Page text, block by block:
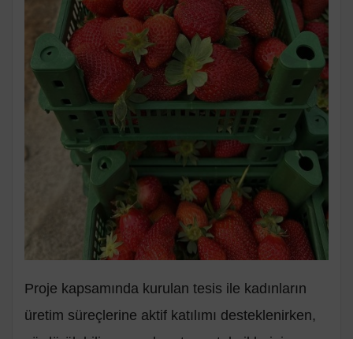
Proje kapsamında kurulan tesis ile kadınların
üretim süreçlerine aktif katılımı desteklenirken,